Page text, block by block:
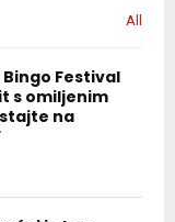
All
Festival
s omiljenim
na